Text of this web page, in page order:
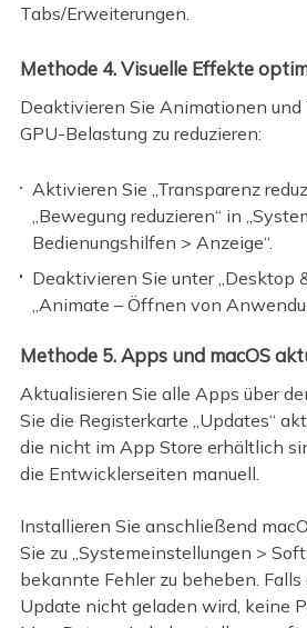
Tabs/Erweiterungen.
Methode 4. Visuelle Effekte
Deaktivieren Sie Animationen und
GPU-Belastung zu reduzieren:
Aktivieren Sie „Transparenz
„Bewegung reduzieren“ in
Bedienungshilfen > Anzeige“.
Deaktivieren Sie unter „Desktop
„Animate – Öffnen von
Methode 5. Apps und macOS
Aktualisieren Sie alle Apps über
Sie die Registerkarte „Updates“
die nicht im App Store erhältlich
die Entwicklerseiten manuell.
Installieren Sie anschließend
Sie zu „Systemeinstellungen >
bekannte Fehler zu beheben.
Update nicht geladen wird, keine